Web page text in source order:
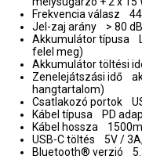
Frekvencia válasz 44
Jel-zaj arány > 80 dB
Akkumulátor típusa
felel meg)
Akkumulátor töltési
Zenelejátszási idő
hangtartalom)
Csatlakozó portok
Kábel típusa PD
Kábel hossza
USB-C töltés 5V /
Bluetooth® verzió